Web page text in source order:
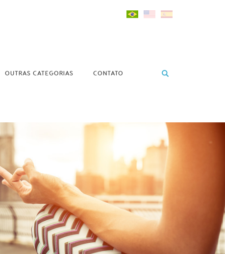
OUTRAS CATEGORIAS CONTATO